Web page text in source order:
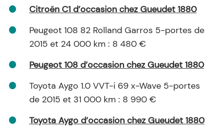
Citroën C1 d’occasion chez Gueudet 1880
Peugeot 108 82 Rolland Garros 5-portes de
2015 et 24 000 km : 8 480 €
Peugeot 108 d’occasion chez Gueudet 1880
Toyota Aygo 1.0 VVT-i 69 x-Wave 5-portes
de 2015 et 31 000 km : 8 990 €
Toyota Aygo d’occasion chez Gueudet 1880